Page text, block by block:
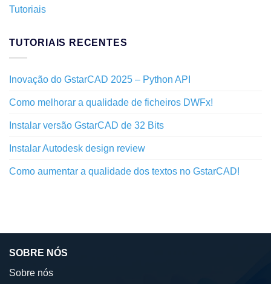
Tutoriais
TUTORIAIS RECENTES
Inovação do GstarCAD 2025 – Python API
Como melhorar a qualidade de ficheiros DWFx!
Instalar versão GstarCAD de 32 Bits
Instalar Autodesk design review
Como aumentar a qualidade dos textos no GstarCAD!
SOBRE NÓS
Sobre nós